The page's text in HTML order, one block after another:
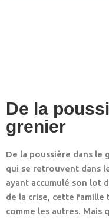
De la
grenier
De la poussière dans le
qui se retrouvent dans
ayant accumulé son lot
de la crise, cette famille
comme les autres. Mais